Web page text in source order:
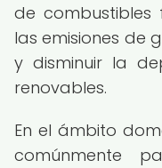
de combustibles
las emisiones de
y disminuir la
renovables.
En el ámbito
comúnmente